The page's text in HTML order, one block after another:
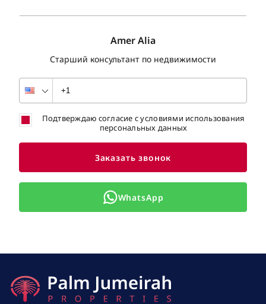
Amer Alia
Старший консультант по недвижимости
Подтверждаю согласие с условиями использования
персональных данных
Заказать звонок
WhatsApp